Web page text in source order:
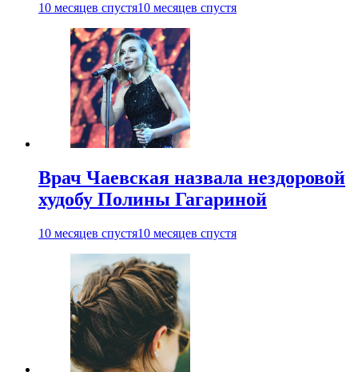
10 месяцев спустя10 месяцев спустя
Врач Чаевская назвала нездоровой
худобу Полины Гагариной
10 месяцев спустя10 месяцев спустя